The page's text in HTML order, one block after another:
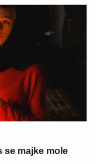
se majke mole